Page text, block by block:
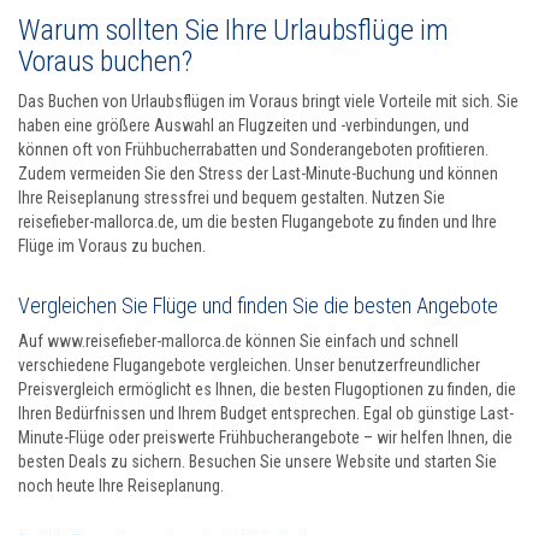
Warum sollten Sie Ihre Urlaubsflüge im
Voraus buchen?
Das Buchen von Urlaubsflügen im Voraus bringt viele Vorteile mit sich. Sie
haben eine größere Auswahl an Flugzeiten und -verbindungen, und
können oft von Frühbucherrabatten und Sonderangeboten profitieren.
Zudem vermeiden Sie den Stress der Last-Minute-Buchung und können
Ihre Reiseplanung stressfrei und bequem gestalten. Nutzen Sie
reisefieber-mallorca.de, um die besten Flugangebote zu finden und Ihre
Flüge im Voraus zu buchen.
Vergleichen Sie Flüge und finden Sie die besten Angebote
Auf www.reisefieber-mallorca.de können Sie einfach und schnell
verschiedene Flugangebote vergleichen. Unser benutzerfreundlicher
Preisvergleich ermöglicht es Ihnen, die besten Flugoptionen zu finden, die
Ihren Bedürfnissen und Ihrem Budget entsprechen. Egal ob günstige Last-
Minute-Flüge oder preiswerte Frühbucherangebote – wir helfen Ihnen, die
besten Deals zu sichern. Besuchen Sie unsere Website und starten Sie
noch heute Ihre Reiseplanung.